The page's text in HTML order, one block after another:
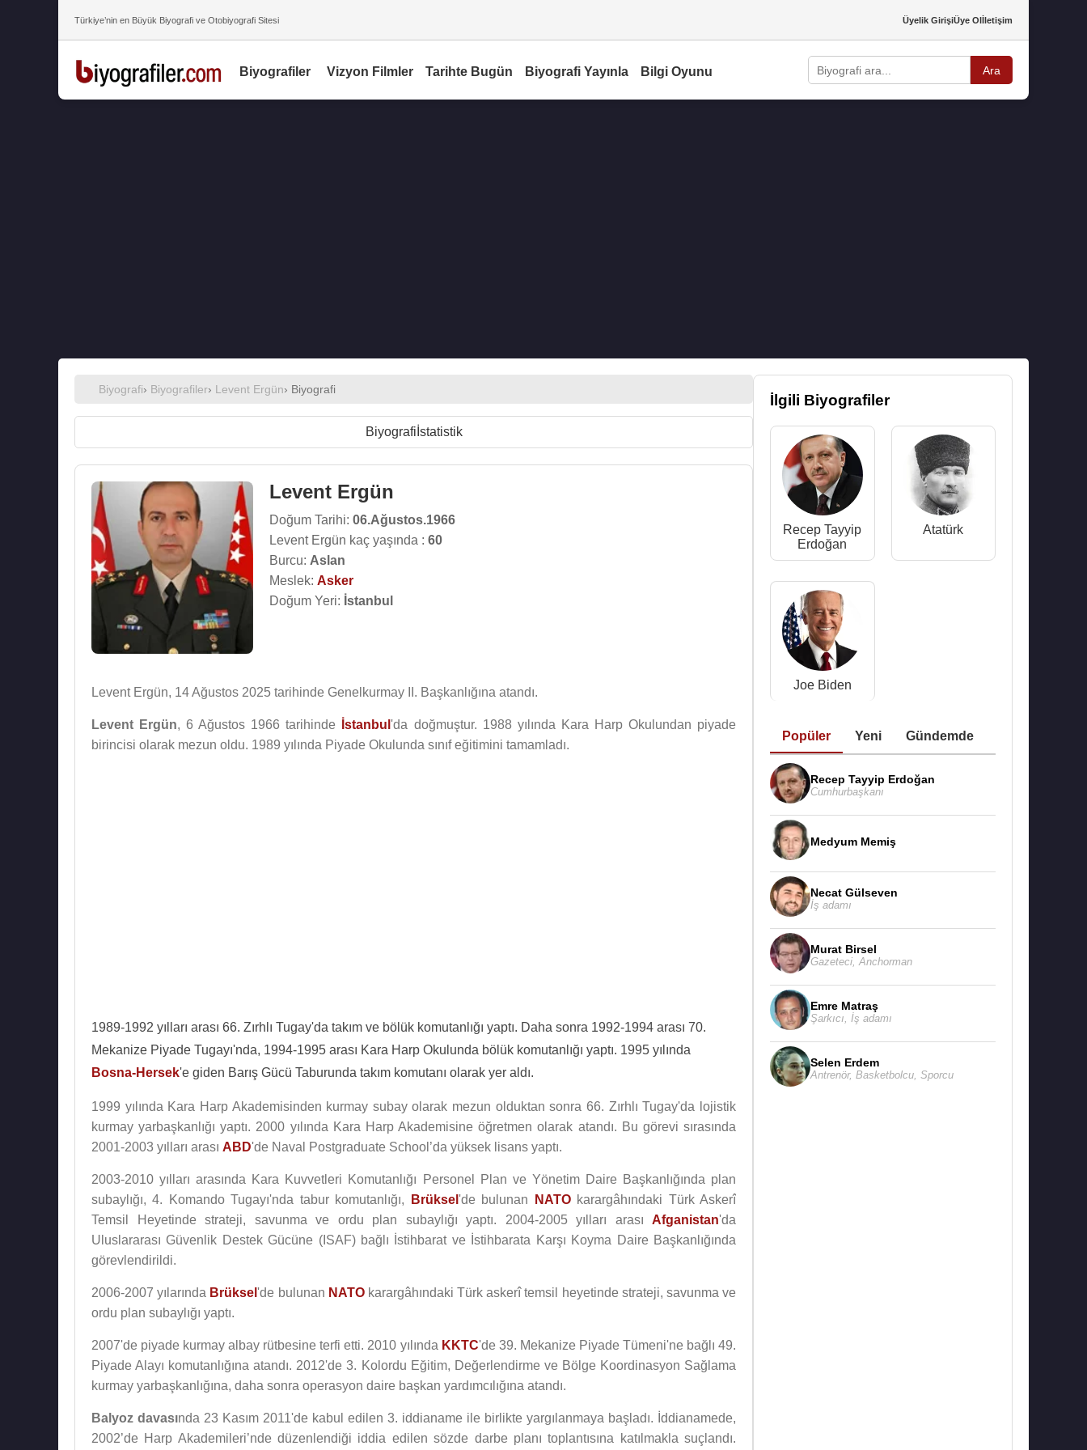
Türkiye’nin en Büyük Biyografi ve Otobiyografi Sitesi Üyelik GirişiÜye Olİletişim
Biyografiler Vizyon Filmler Tarihte Bugün Biyografi Yayınla Bilgi Oyunu Ara
Biyografi› Biyografiler› Levent Ergün› Biyografi
Biyografi İstatistik
Levent Ergün
Doğum Tarihi: 06.Ağustos.1966
Levent Ergün kaç yaşında : 60
Burcu: Aslan
Meslek: Asker
Doğum Yeri: İstanbul
Levent Ergün, 14 Ağustos 2025 tarihinde Genelkurmay II. Başkanlığına atandı.
Levent Ergün, 6 Ağustos 1966 tarihinde İstanbul 'da doğmuştur. 1988 yılında Kara Harp Okulundan piyade
birincisi olarak mezun oldu. 1989 yılında Piyade Okulunda sınıf eğitimini tamamladı.
1989-1992 yılları arası 66. Zırhlı Tugay'da takım ve bölük komutanlığı yaptı. Daha sonra 1992-1994 arası 70.
Mekanize Piyade Tugayı'nda, 1994-1995 arası Kara Harp Okulunda bölük komutanlığı yaptı. 1995 yılında
Bosna-Hersek'e giden Barış Gücü Taburunda takım komutanı olarak yer aldı.
1999 yılında Kara Harp Akademisinden kurmay subay olarak mezun olduktan sonra 66. Zırhlı Tugay'da lojistik
kurmay yarbaşkanlığı yaptı. 2000 yılında Kara Harp Akademisine öğretmen olarak atandı. Bu görevi sırasında
2001-2003 yılları arası ABD'de Naval Postgraduate School’da yüksek lisans yaptı.
2003-2010 yılları arasında Kara Kuvvetleri Komutanlığı Personel Plan ve Yönetim Daire Başkanlığında plan
subaylığı, 4. Komando Tugayı'nda tabur komutanlığı,
Brüksel 'de bulunan NATOkarargâhındaki Türk Askerî
Temsil Heyetinde strateji, savunma ve ordu plan subaylığı yaptı. 2004-2005 yılları arası Afganistan'da
Uluslararası Güvenlik Destek Gücüne (ISAF) bağlı İstihbarat ve İstihbarata Karşı Koyma Daire Başkanlığında
görevlendirildi.
2006-2007 yılarında Brüksel 'de bulunan NATOkarargâhındaki Türk askerî temsil heyetinde strateji, savunma ve
ordu plan subaylığı yaptı.
2007'de piyade kurmay albay rütbesine terfi etti. 2010 yılında KKTC'de 39. Mekanize Piyade Tümeni'ne bağlı 49.
Piyade Alayı komutanlığına atandı. 2012'de 3. Kolordu Eğitim, Değerlendirme ve Bölge Koordinasyon Sağlama
kurmay yarbaşkanlığına, daha sonra operasyon daire başkan yardımcılığına atandı.
Balyoz davasında 23 Kasım 2011'de kabul edilen 3. iddianame ile birlikte yargılanmaya başladı. İddianamede,
2002’de Harp Akademileri’nde düzenlendiği iddia edilen sözde darbe planı toplantısına katılmakla suçlandı.
İlgili Biyografiler
Recep Tayyip
Erdoğan
Atatürk
Joe Biden
Popüler Yeni Gündemde
Recep Tayyip Erdoğan
Cumhurbaşkanı
Medyum Memiş
Necat Gülseven
İş adamı
Murat Birsel
Gazeteci Anchorman
Emre Matraş
Şarkıcı İş adamı
Selen Erdem
Antrenör, Basketbolcu Sporcu